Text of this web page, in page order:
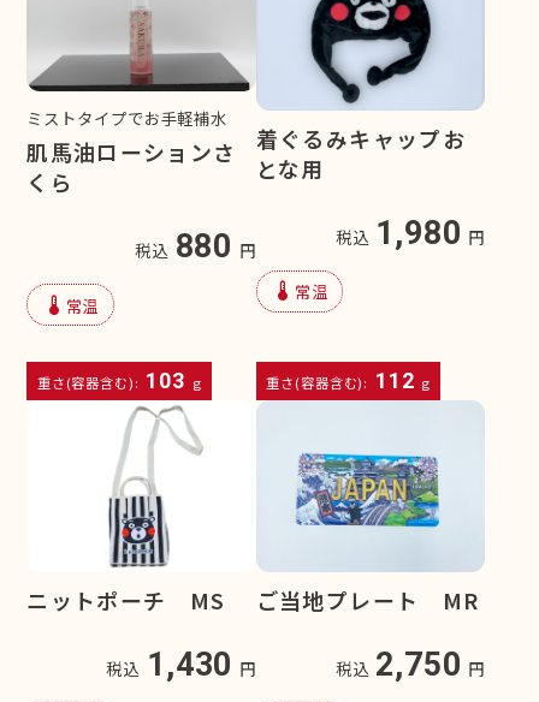
ミストタイプでお手軽補水
肌馬油ローションさ
くら
税込 880 円
device_thermostat 常温
重さ(容器含む): 103 g
着ぐるみキャップお
とな用
税込 1,980 円
device_thermostat 常温
重さ(容器含む): 112 g
ニットポーチ MS
税込 1,430 円
ご当地プレート MR
税込 2,750 円